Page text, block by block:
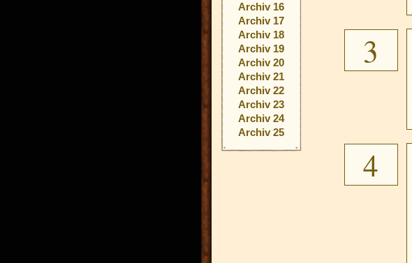
Archiv 16
Archiv 17
Archiv 18
Archiv 19
Archiv 20
Archiv 21
Archiv 22
Archiv 23
Archiv 24
Archiv 25
3
4